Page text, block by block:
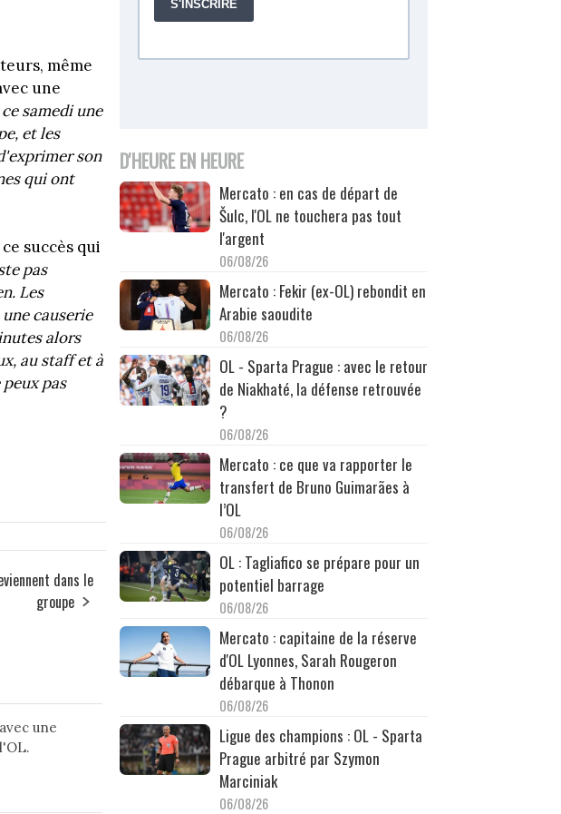
même
une
samedi une
et les
son
qui ont
succès qui
pas
Les
causerie
alors
au staff et à
pas
dans le
groupe
une
D'HEURE EN HEURE
Mercato : en cas de départ de
Šulc, l'OL ne touchera pas tout
l'argent
06/08/26
Mercato : Fekir (ex-OL) rebondit en
Arabie saoudite
06/08/26
OL - Sparta Prague : avec le retour
de Niakhaté, la défense retrouvée
?
06/08/26
Mercato : ce que va rapporter le
transfert de Bruno Guimarães à
l’OL
06/08/26
OL : Tagliafico se prépare pour un
potentiel barrage
06/08/26
Mercato : capitaine de la réserve
d'OL Lyonnes, Sarah Rougeron
débarque à Thonon
06/08/26
Ligue des champions : OL - Sparta
Prague arbitré par Szymon
Marciniak
06/08/26